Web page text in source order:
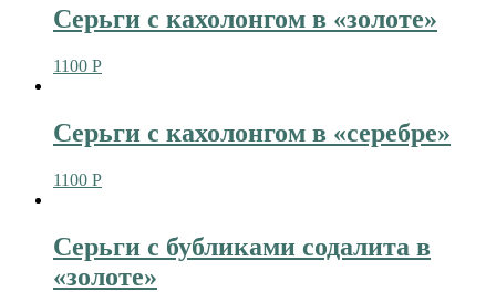
Серьги с кахолонгом в «золоте»
1100 Р
Серьги с кахолонгом в «серебре»
1100 Р
Серьги с бубликами содалита в
«золоте»